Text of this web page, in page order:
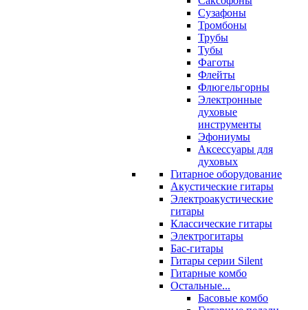
Сузафоны
Тромбоны
Трубы
Тубы
Фаготы
Флейты
Флюгельгорны
Электронные
духовые
инструменты
Эфониумы
Аксессуары для
духовых
Гитарное оборудование
Акустические гитары
Электроакустические
гитары
Классические гитары
Электрогитары
Бас-гитары
Гитары серии Silent
Гитарные комбо
Остальные...
Басовые комбо